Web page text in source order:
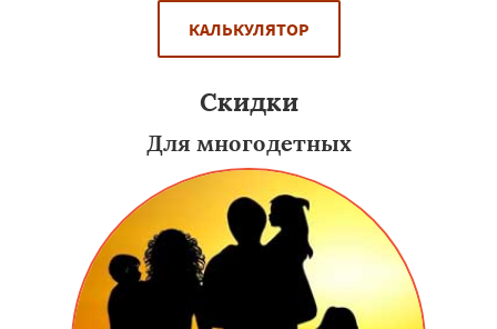
КАЛЬКУЛЯТОР
Скидки
Для многодетных